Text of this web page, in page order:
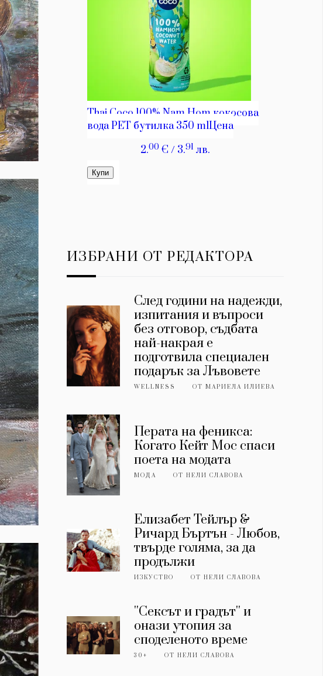
ИЗБРАНИ ОТ РЕДАКТОРА
След години на надежди,
изпитания и въпроси
без отговор, съдбата
най-накрая е
подготвила специален
подарък за Лъвовете
WELLNESS ОТМАРИЕЛА ИЛИЕВА
Перата на феникса:
Когато Кейт Мос спаси
поета на модата
МОДА ОТНЕЛИ СЛАВОВА
Елизабет Тейлър &
Ричард Бъртън - Любов,
твърде голяма, за да
продължи
ИЗКУСТВО ОТНЕЛИ СЛАВОВА
''Сексът и градът'' и
онази утопия за
споделеното време
30+ ОТНЕЛИ СЛАВОВА